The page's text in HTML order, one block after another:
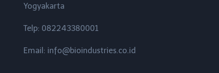
Yogyakarta
Telp: 082243380001
Email: info@bioindustries.co.id